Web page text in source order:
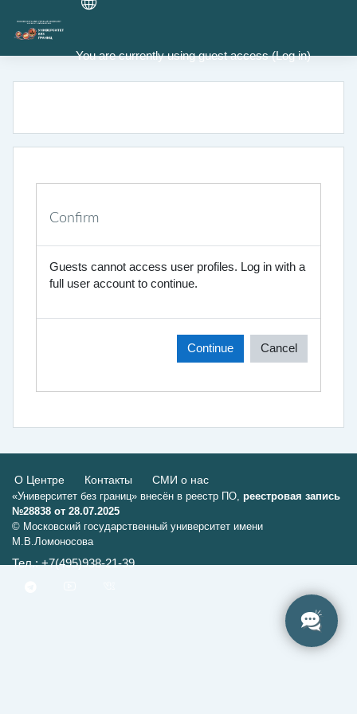
You are currently using guest access (Log in)
Skip to main content
Confirm
Guests cannot access user profiles. Log in with a
full user account to continue.
Continue Cancel
О Центре Контакты СМИ о нас
«Университет без границ» внесён в реестр ПО, реестровая запись
№28838 от 28.07.2025
© Московский государственный университет имени
М.В.Ломоносова
Тел.: +7(495)938-21-39